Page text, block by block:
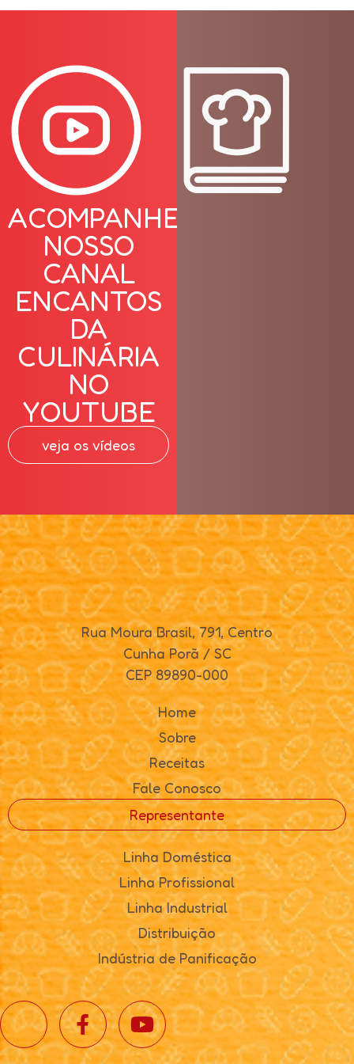
ACOMPANHE
NOSSO
CANAL
ENCANTOS
DA
CULINÁRIA
NO
YOUTUBE
veja os vídeos
Rua Moura Brasil, 791, Centro
Cunha Porã / SC
CEP 89890-000
Home
Sobre
Receitas
Fale Conosco
Representante
Linha Doméstica
Linha Profissional
Linha Industrial
Distribuição
Indústria de Panificação